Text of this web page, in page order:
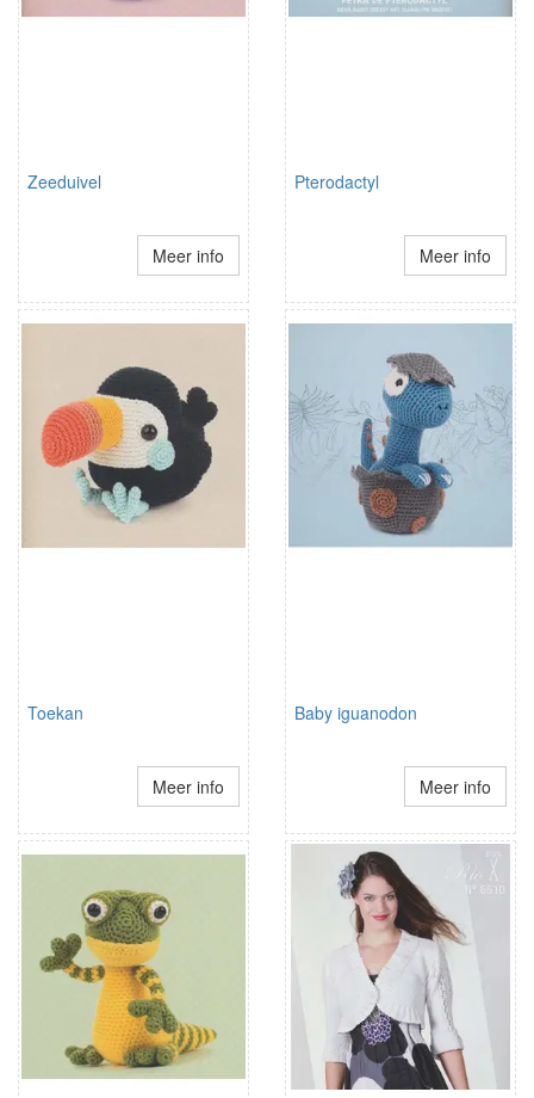
Zeeduivel
Meer info
Pterodactyl
Meer info
Toekan
Meer info
Baby iguanodon
Meer info